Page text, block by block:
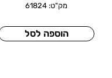
מק"ט: 61824
הוספה לסל